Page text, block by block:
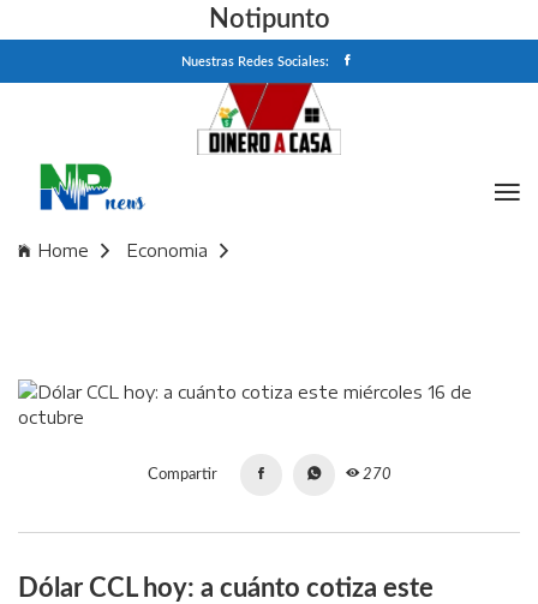
Notipunto
Nuestras Redes Sociales:
Home
Economia
Compartir 270
Dólar CCL hoy: a cuánto cotiza este